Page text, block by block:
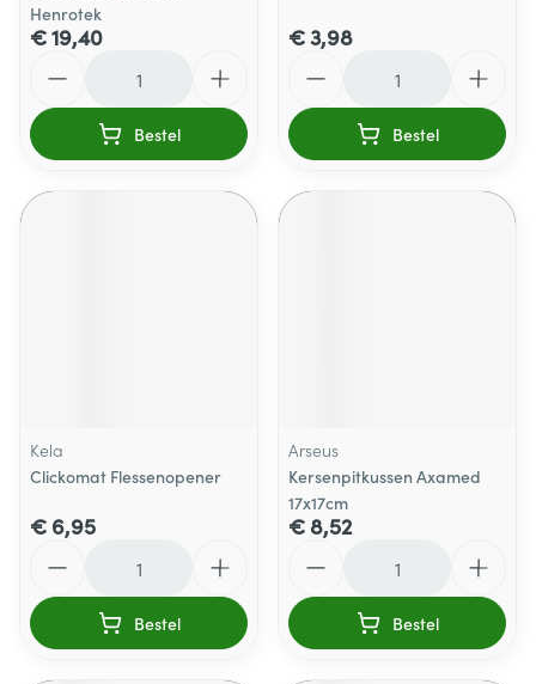
Henrotek
€ 19,40
Bestel
€ 3,98
Bestel
Kela
Clickomat Flessenopener
€ 6,95
Bestel
Arseus
Kersenpitkussen Axamed
17x17cm
€ 8,52
Bestel